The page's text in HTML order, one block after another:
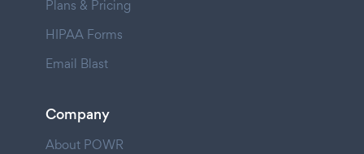
Plans & Pricing
HIPAA Forms
Email Blast
Company
About POWR